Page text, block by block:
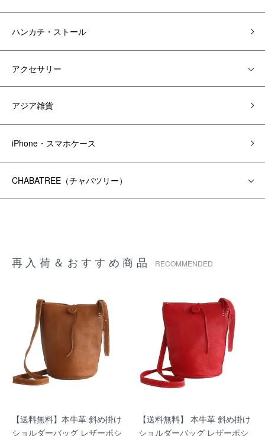
ハンカチ・ストール
アクセサリー
アジア雑貨
iPhone・スマホケース
CHABATREE（チャバツリー）
再入荷＆おすすめ商品 RECOMMENDED
【送料無料】本牛革 斜め掛け
ショルダーバッグ レザーポシ
【送料無料】 本牛革 斜め掛け
ショルダーバッグ レザーポシ